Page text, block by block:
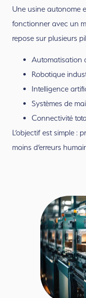
Une usine autonome
fonctionner avec un
repose sur plusieurs
Automatisation
Robotique
Intelligence
Systèmes de
Connectivité
L’objectif est simple :
moins d’erreurs